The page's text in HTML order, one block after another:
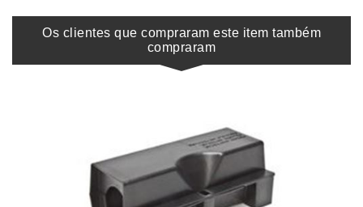
Os clientes que compraram este item também
compraram